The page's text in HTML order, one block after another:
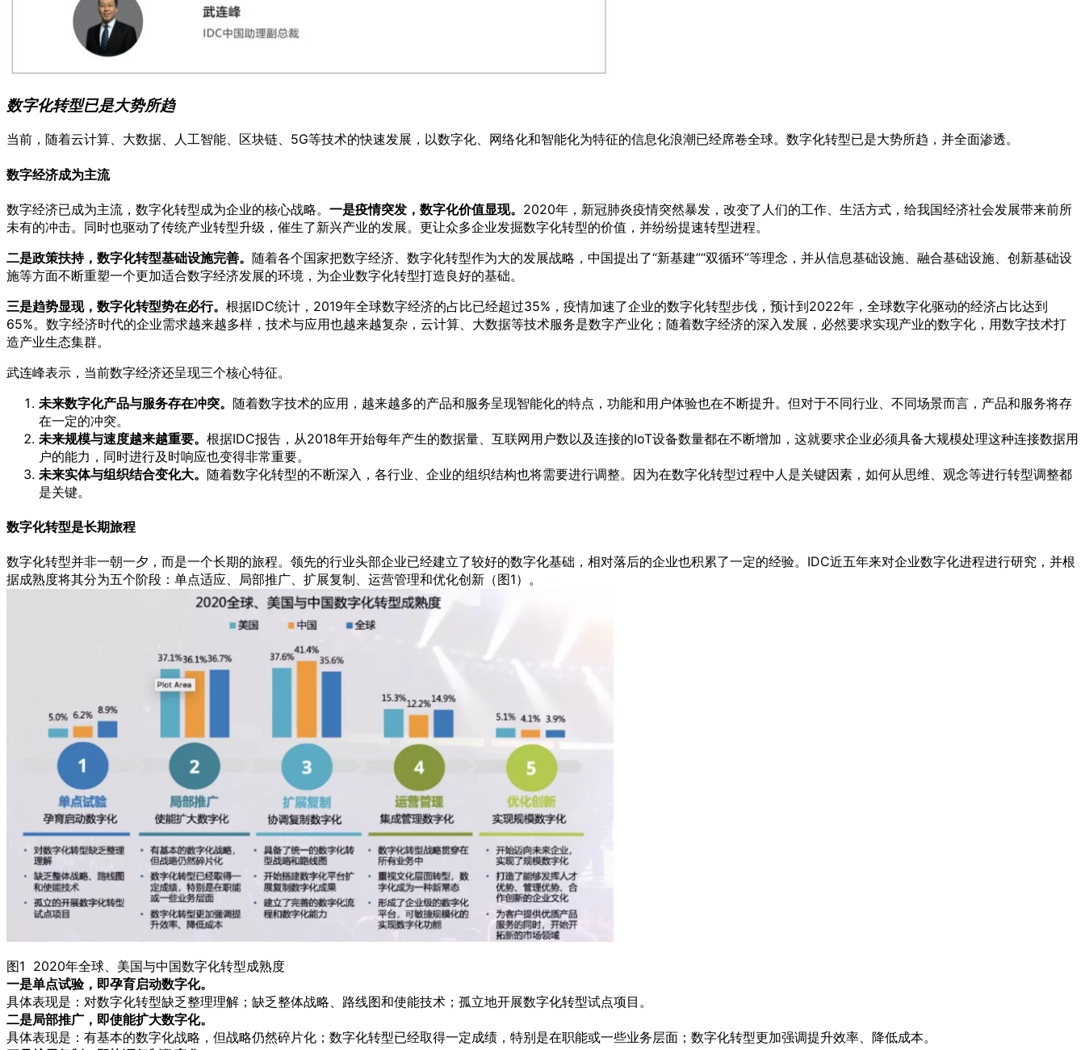
数字化转型已是大势所趋
当前，随着云计算、大数据、人工智能、区块链、5G等技术的快速发展，以数字化、网络化和智能化为特征的信息化浪潮已经席卷全球。数字化转型已是大势所趋，并全面渗透。
数字经济成为主流
数字经济已成为主流，数字化转型成为企业的核心战略。 一是疫情突发，数字化价值显现。 2020年，新冠肺炎疫情突然暴发，改变了人们的工作、生活方式，给我国经济社会发展带来前所
未有的冲击。同时也驱动了传统产业转型升级，催生了新兴产业的发展。更让众多企业发掘数字化转型的价值，并纷纷提速转型进程。
二是政策扶持，数字化转型基础设施完善。 随着各个国家把数字经济、数字化转型作为大的发展战略，中国提出了“新基建”“双循环”等理念，并从信息基础设施、融合基础设施、创新基础设
施等方面不断重塑一个更加适合数字经济发展的环境，为企业数字化转型打造良好的基础。
三是趋势显现，数字化转型势在必行。 根据IDC统计，2019年全球数字经济的占比已经超过35%，疫情加速了企业的数字化转型步伐，预计到2022年，全球数字化驱动的经济占比达到
65%。数字经济时代的企业需求越来越多样，技术与应用也越来越复杂，云计算、大数据等技术服务是数字产业化；随着数字经济的深入发展，必然要求实现产业的数字化，用数字技术打
造产业生态集群。
武连峰表示，当前数字经济还呈现三个核心特征。
未来数字化产品与服务存在冲突。 随着数字技术的应用，越来越多的产品和服务呈现智能化的特点，功能和用户体验也在不断提升。但对于不同行业、不同场景而言，产品和服务将存
在一定的冲突。
未来规模与速度越来越重要。 根据IDC报告，从2018年开始每年产生的数据量、互联网用户数以及连接的IoT设备数量都在不断增加，这就要求企业必须具备大规模处理这种连接数据用
户的能力，同时进行及时响应也变得非常重要。
未来实体与组织结合变化大。 随着数字化转型的不断深入，各行业、企业的组织结构也将需要进行调整。因为在数字化转型过程中人是关键因素，如何从思维、观念等进行转型调整都
是关键。
数字化转型是长期旅程
数字化转型并非一朝一夕，而是一个长期的旅程。领先的行业头部企业已经建立了较好的数字化基础，相对落后的企业也积累了一定的经验。IDC近五年来对企业数字化进程进行研究，并根
据成熟度将其分为五个阶段：单点适应、局部推广、扩展复制、运营管理和优化创新（图1）。
图1 2020年全球、美国与中国数字化转型成熟度
一是单点试验，即孕育启动数字化。
具体表现是：对数字化转型缺乏整理理解；缺乏整体战略、路线图和使能技术；孤立地开展数字化转型试点项目。
二是局部推广，即使能扩大数字化。
具体表现是：有基本的数字化战略，但战略仍然碎片化；数字化转型已经取得一定成绩，特别是在职能或一些业务层面；数字化转型更加强调提升效率、降低成本。